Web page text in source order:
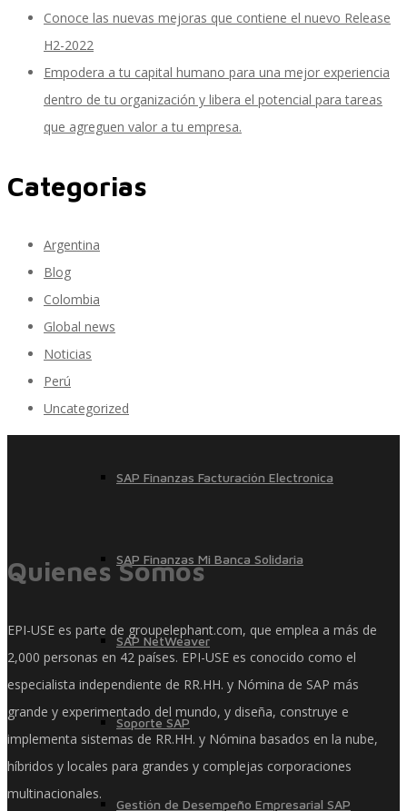
SAP Travel OnDemand
SAP Finanzas Facturación Electronica
SAP Finanzas Mi Banca Solidaria
SAP NetWeaver
Soporte SAP
Gestión de Desempeño Empresarial SAP
Conoce las nuevas mejoras que contiene el nuevo Release
H2-2022
Empodera a tu capital humano para una mejor experiencia
dentro de tu organización y libera el potencial para tareas
que agreguen valor a tu empresa.
Categorias
Argentina
Blog
Colombia
Global news
Noticias
Perú
Uncategorized
Quienes Somos
EPI-USE es parte de groupelephant.com, que emplea a más de
2,000 personas en 42 países. EPI-USE es conocido como el
especialista independiente de RR.HH. y Nómina de SAP más
grande y experimentado del mundo, y diseña, construye e
implementa sistemas de RR.HH. y Nómina basados ​​en la nube,
híbridos y locales para grandes y complejas corporaciones
multinacionales.